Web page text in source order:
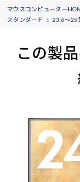
マウスコンピューター
スタンダード
23.6～25
この製